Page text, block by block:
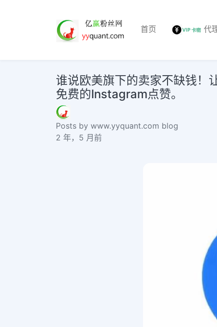
首页 代
谁说欧美旗下的卖家不缺钱！
免费的Instagram点赞。
Posts by www.yyquant.com blog
2 年，5 月前